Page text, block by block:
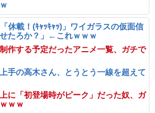
休載！(ｷｬｯｷｬｯ)」ワイガラスの仮面信
たろか？」←これｗｗｗ
作する予定だったアニメ一覧、ガチで
手の高木さん、とうとう一線を超えて
に「初登場時がピーク」だった奴、ガ
ｗｗ